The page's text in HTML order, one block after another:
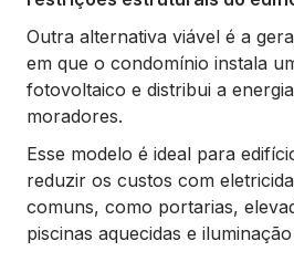
Outra alternativa viável é a
em que o condomínio instala
fotovoltaico e distribui a
moradores.
Esse modelo é ideal para
reduzir os custos com
comuns, como portarias,
piscinas aquecidas e